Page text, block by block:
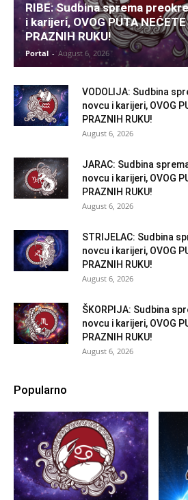
RIBE: Sudbina sprema
i karijeri, OVOG PUTA
PRAZNIH RUKU!
Portal - August 6, 2026
VODOLIJA: Sudbina
novcu i karijeri, OVOG
PRAZNIH RUKU!
August 6, 2026
JARAC: Sudbina
novcu i karijeri, OVOG
PRAZNIH RUKU!
August 6, 2026
STRIJELAC: Sudbina
novcu i karijeri, OVOG
PRAZNIH RUKU!
August 6, 2026
ŠKORPIJA: Sudbina
novcu i karijeri, OVOG
PRAZNIH RUKU!
August 6, 2026
Popularno